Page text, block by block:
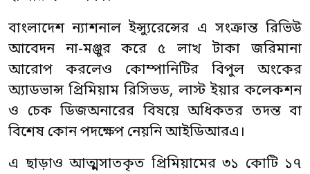
বাংলাদেশ ন্যাশনাল ইন্স্যুরেন্সের এ সংক্রান্ত রিভিউ
আবেদন না-মঞ্জুর করে ৫ লাখ টাকা জরিমানা
আরোপ করলেও কোম্পানিটির বিপুল অংকের
অ্যাডভান্স প্রিমিয়াম রিসিভড, লাস্ট ইয়ার কলেকশন
ও চেক ডিজঅনারের বিষয়ে অধিকতর তদন্ত বা
বিশেষ কোন পদক্ষেপ নেয়নি আইডিআরএ।
এ ছাড়াও আত্মসাতকৃত প্রিমিয়ামের ৩১ কোটি ১৭